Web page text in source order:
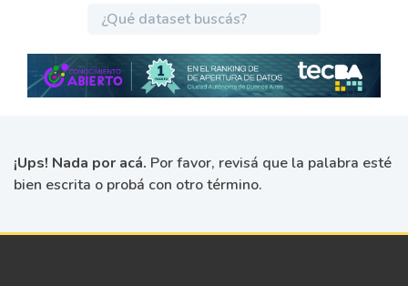
¡Ups! Nada por acá. Por favor, revisá que la palabra esté
bien escrita o probá con otro término.